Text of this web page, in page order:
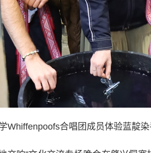
Whiffenpoofs合唱团成员体验蓝靛